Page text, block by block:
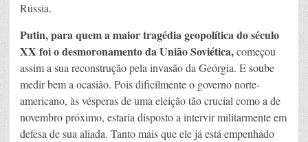
Rússia.
Putin, para quem a maior tragédia geopolítica do século
XX foi o desmoronamento da União Soviética,começou
assim a sua reconstrução pela invasão da Geórgia. E soube
medir bem a ocasião. Pois dificilmente o governo norte-
americano, às vésperas de uma eleição tão crucial como a de
novembro próximo, estaria disposto a intervir militarmente em
defesa de sua aliada. Tanto mais que ele já está empenhado